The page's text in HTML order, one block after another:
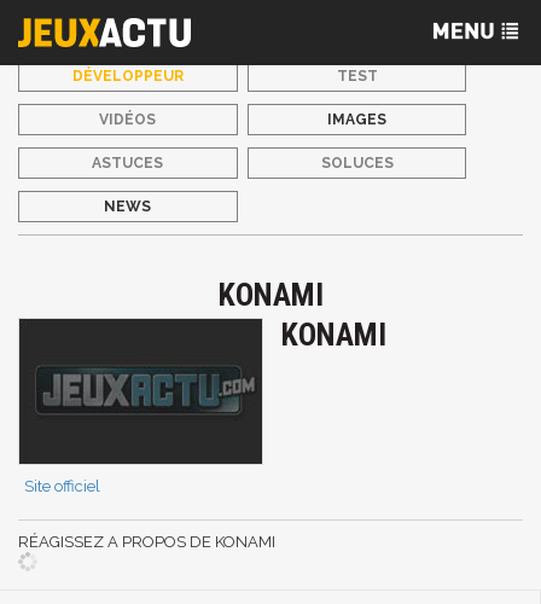
DÉVELOPPEUR TEST
VIDÉOS IMAGES
ASTUCES SOLUCES
NEWS
KONAMI
KONAMI
Site officiel
RÉAGISSEZ A PROPOS DE KONAMI